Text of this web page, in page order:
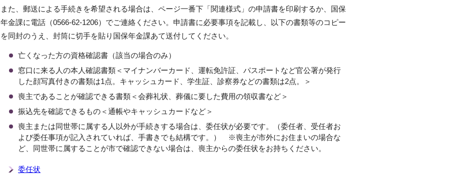
また、郵送による手続きを希望される場合は、ページ一番下「関連様式」の申請書を印刷するか、国保
年金課に電話（0566-62-1206）でご連絡ください。申請書に必要事項を記載し、以下の書類等のコピー
を同封のうえ、封筒に切手を貼り国保年金課あて送付してください。
亡くなった方の資格確認書（該当の場合のみ）
窓口に来る人の本人確認書類＜マイナンバーカード、運転免許証、パスポートなど官公署が発行
した顔写真付きの書類は1点。キャッシュカード、学生証、診察券などの書類は2点。＞
喪主であることが確認できる書類＜会葬礼状、葬儀に要した費用の領収書など＞
振込先を確認できるもの＜通帳やキャッシュカードなど＞
喪主または同世帯に属する人以外が手続きする場合は、委任状が必要です。（委任者、受任者お
よび委任事項が記入されていれば、手書きでも結構です。） ※喪主が市外にお住まいの場合な
ど、同世帯に属することが市で確認できない場合は、喪主からの委任状をお持ちください。
委任状